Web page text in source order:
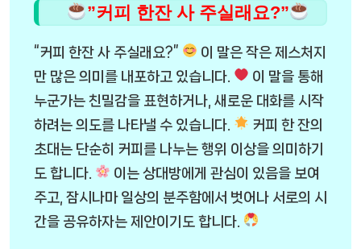
”커피 한잔 사 주실래요?”
“커피 한잔 사 주실래요?”
이 말은 작은 제스처지
만 많은 의미를 내포하고 있습니다.
이 말을 통해
누군가는 친밀감을 표현하거나, 새로운 대화를 시작
하려는 의도를 나타낼 수 있습니다.
커피 한 잔의
초대는 단순히 커피를 나누는 행위 이상을 의미하기
도 합니다.
이는 상대방에게 관심이 있음을 보여
주고, 잠시나마 일상의 분주함에서 벗어나 서로의 시
간을 공유하자는 제안이기도 합니다.